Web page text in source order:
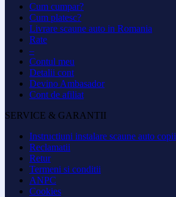
Cum cumpar?
Cum platesc?
Livrare scaune auto in Romania
Rate
–
Contul meu
Detalii cont
Devino Ambasador
Cont de afiliat
SERVICE & GARANTII
Instructiuni instalare scaune auto copii
Reclamatii
Retur
Termeni si conditii
ANPC
Cookies